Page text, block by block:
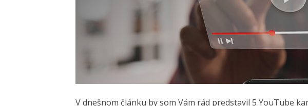
V dnešnom článku by som Vám rád predstavil 5 YouTube